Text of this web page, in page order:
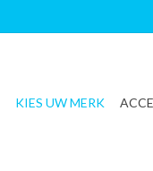
KIES UW MERK